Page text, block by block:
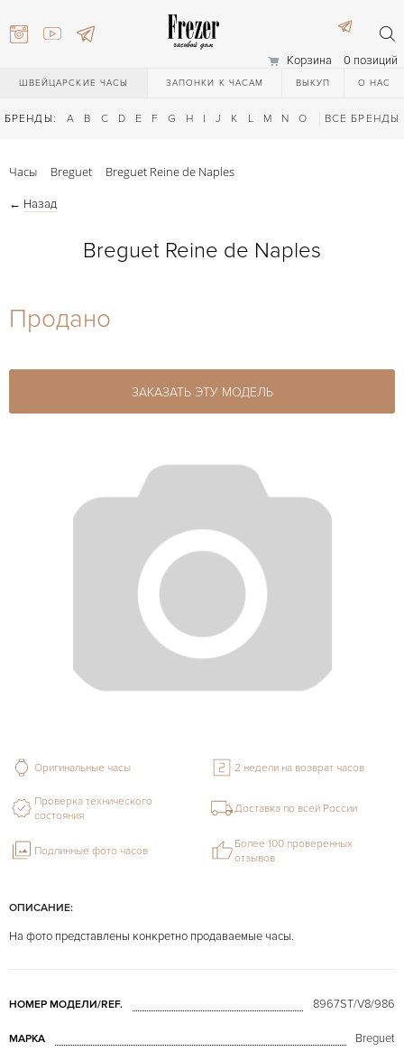
Корзина 0 позиций
ШВЕЙЦАРСКИЕ ЧАСЫ ЗАПОНКИ К ЧАСАМ ВЫКУП О НАС
БРЕНДЫ: A B C D E F G H I J K L M N O Q R S T
ВСЕ БРЕНДЫ
27-44
27-44
Часы Breguet Breguet Reine de Naples
← Назад
Breguet Reine de Naples
Продано
ЗАКАЗАТЬ ЭТУ МОДЕЛЬ
ОПИСАНИЕ:
На фото представлены конкретно продаваемые часы.
НОМЕР МОДЕЛИ/REF. 8967ST/V8/986
МАРКА Breguet
Оригинальные часы 2 недели на возврат часов
Проверка технического
состояния
Доставка по всей России
Подлинные фото часов
Более 100 проверенных
отзывов